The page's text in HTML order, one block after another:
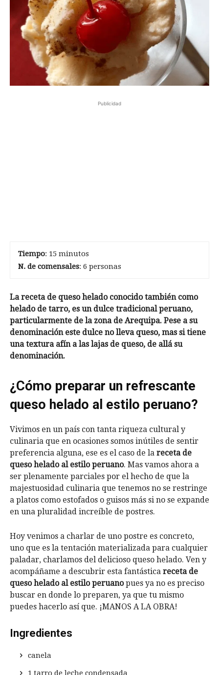
Publicidad
Tiempo: 15 minutos
N. de comensales: 6 personas
La receta de queso helado conocido también como
helado de tarro, es un dulce tradicional peruano,
particularmente de la zona de Arequipa. Pese a su
denominación este dulce no lleva queso, mas si tiene
una textura afín a las lajas de queso, de allá su
denominación.
¿Cómo preparar un refrescante
queso helado al estilo peruano?
Vivimos en un país con tanta riqueza cultural y
culinaria que en ocasiones somos inútiles de sentir
preferencia alguna, ese es el caso de la receta de
queso helado al estilo peruano. Mas vamos ahora a
ser plenamente parciales por el hecho de que la
majestuosidad culinaria que tenemos no se restringe
a platos como estofados o guisos más si no se expande
en una pluralidad increíble de postres.
Hoy venimos a charlar de uno postre es concreto,
uno que es la tentación materializada para cualquier
paladar, charlamos del delicioso queso helado. Ven y
acompáñame a descubrir esta fantástica receta de
queso helado al estilo peruanopues ya no es preciso
buscar en donde lo preparen, ya que tu mismo
puedes hacerlo así que. ¡MANOS A LA OBRA!
Ingredientes
canela
1 tarro de leche condensada